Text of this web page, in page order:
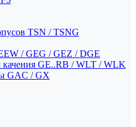
TSN / TSNG
/ GEG / GEZ / DGE
GE..RB / WLT / WLK
GAC / GX